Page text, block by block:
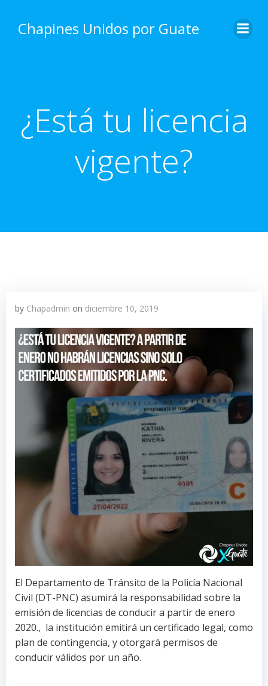
content
Chapines Unidos por Guate
¿Está tu licencia
vigente?
by Chapadmin on diciembre 10, 2019
El Departamento de Tránsito de la Policía Nacional
Civil (DT-PNC) asumirá la responsabilidad sobre la
emisión de licencias de conducir a partir de enero
2020., la institución emitirá un certificado legal, como
plan de contingencia, y otorgará permisos de
conducir válidos por un año.